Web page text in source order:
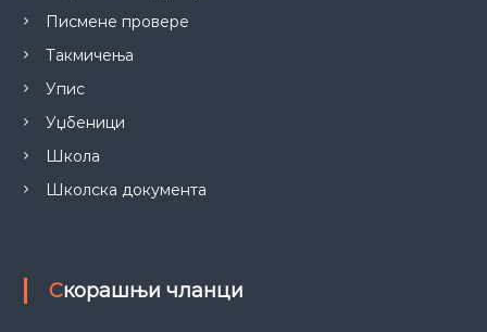
Писмене провере
Такмичења
Упис
Уџбеници
Школа
Школска документа
Скорашњи чланци